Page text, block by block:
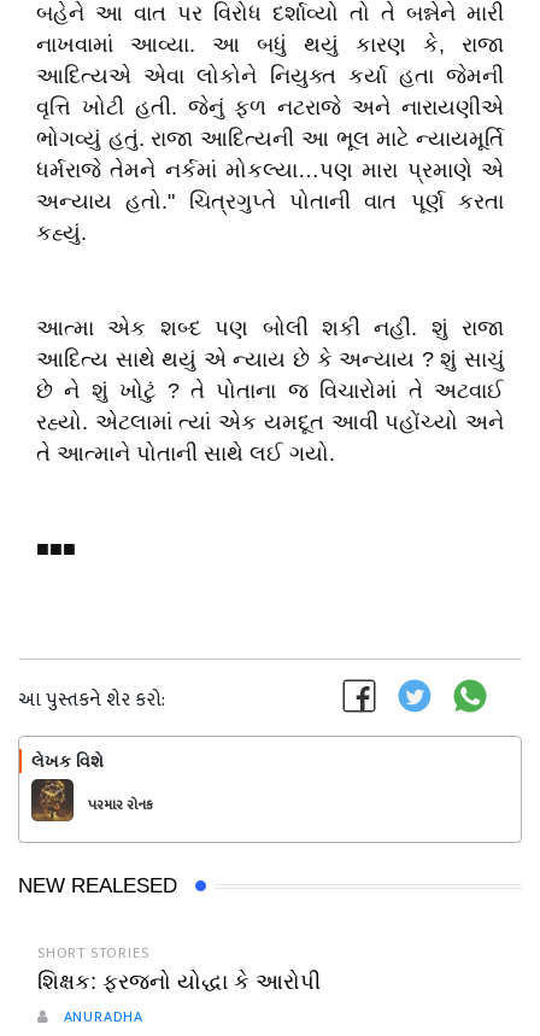
બહેને આ વાત પર વિરોધ દર્શાવ્યો તો તે બન્નેને મારી
નાખવામાં આવ્યા. આ બધું થયું કારણ કે, રાજા
આદિત્યએ એવા લોકોને નિયુક્ત કર્યા હતા જેમની
વૃત્તિ ખોટી હતી. જેનું ફળ નટરાજે અને નારાયણીએ
ભોગવ્યું હતું. રાજા આદિત્યની આ ભૂલ માટે ન્યાયમૂર્તિ
ધર્મરાજે તેમને નર્કમાં મોકલ્યા…પણ મારા પ્રમાણે એ
અન્યાય હતો." ચિત્રગુપ્તે પોતાની વાત પૂર્ણ કરતા
કહ્યું.
આત્મા એક શબ્દ પણ બોલી શકી નહીં. શું રાજા
આદિત્ય સાથે થયું એ ન્યાય છે કે અન્યાય ? શું સાચું
છે ને શું ખોટું ? તે પોતાના જ વિચારોમાં તે અટવાઈ
રહ્યો. એટલામાં ત્યાં એક યમદૂત આવી પહોંચ્યો અને
તે આત્માને પોતાની સાથે લઈ ગયો.
■■■
આ પુસ્તકને શેર કરો:
લેખક વિશે
પરમાર રોનક
NEW REALESED
SHORT STORIES
શિક્ષક: ફરજનો યોદ્ધા કે આરોપી
ANURADHA